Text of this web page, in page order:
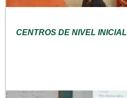
CENTROS DE NIVEL INICIAL